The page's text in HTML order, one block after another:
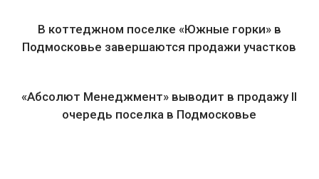
В коттеджном поселке «Южные горки» в
Подмосковье завершаются продажи участков
«Абсолют Менеджмент» выводит в продажу II
очередь поселка в Подмосковье